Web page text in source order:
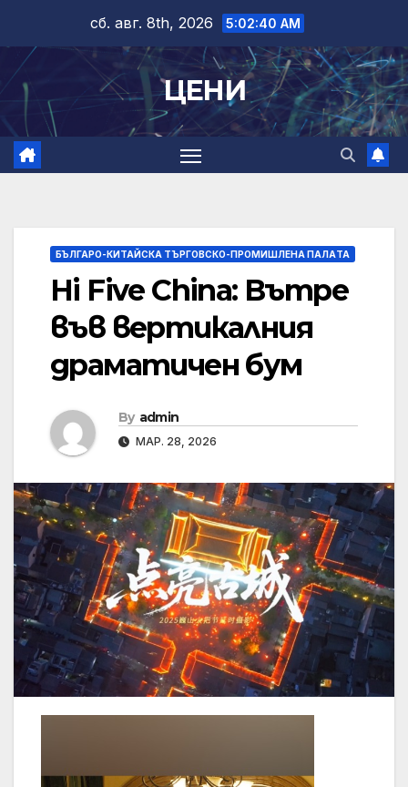
content
сб. авг. 8th, 2026 5:02:40 AM
ЦЕНИ
БЪЛГАРО-КИТАЙСКА ТЪРГОВСКО-ПРОМИШЛЕНА ПАЛAТА
Hi Five China: Вътре
във вертикалния
драматичен бум
By admin
МАР. 28, 2026